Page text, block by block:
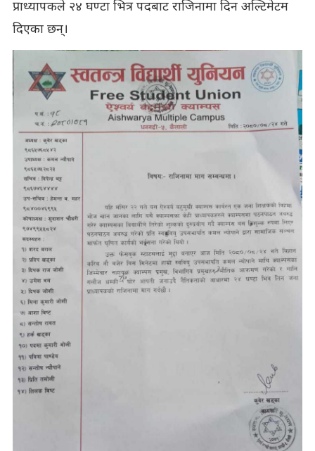
प्राध्यापकले २४ घण्टा भित्र पदबाट राजिनामा दिन अल्टिमेटम
दिएका छन्।